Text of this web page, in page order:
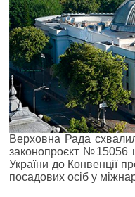
Верховна Рада
законопроєкт №15056
України до Конвенції
посадових осіб у